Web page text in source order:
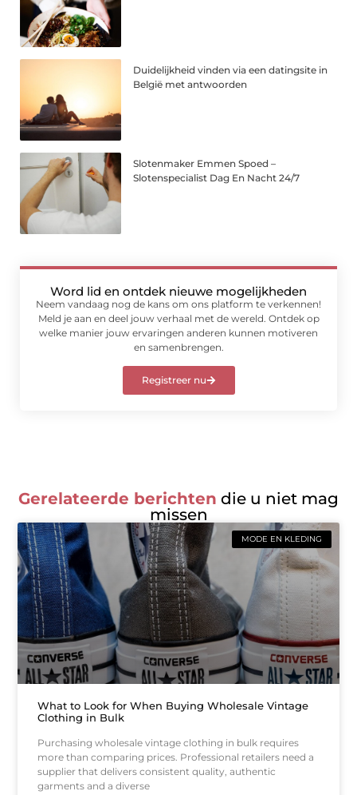
Duidelijkheid vinden via een datingsite in
België met antwoorden
Slotenmaker Emmen Spoed –
Slotenspecialist Dag En Nacht 24/7
Word lid en ontdek nieuwe mogelijkheden
Neem vandaag nog de kans om ons platform te verkennen!
Meld je aan en deel jouw verhaal met de wereld. Ontdek op
welke manier jouw ervaringen anderen kunnen motiveren
en samenbrengen.
Registreer nu
Gerelateerde berichten die u niet mag
missen
MODE EN KLEDING
What to Look for When Buying Wholesale Vintage
Clothing in Bulk
Purchasing wholesale vintage clothing in bulk requires
more than comparing prices. Professional retailers need a
supplier that delivers consistent quality, authentic
garments and a diverse